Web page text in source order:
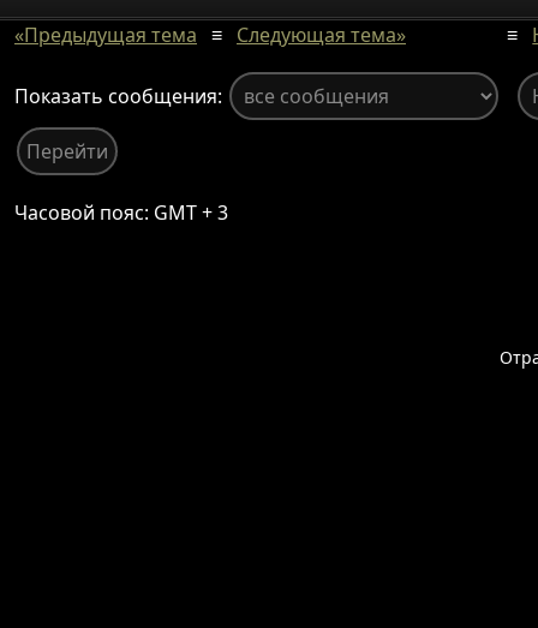
«Предыдущая тема ≡ Следующая тема» ≡
Показать сообщения:
Часовой пояс: GMT + 3